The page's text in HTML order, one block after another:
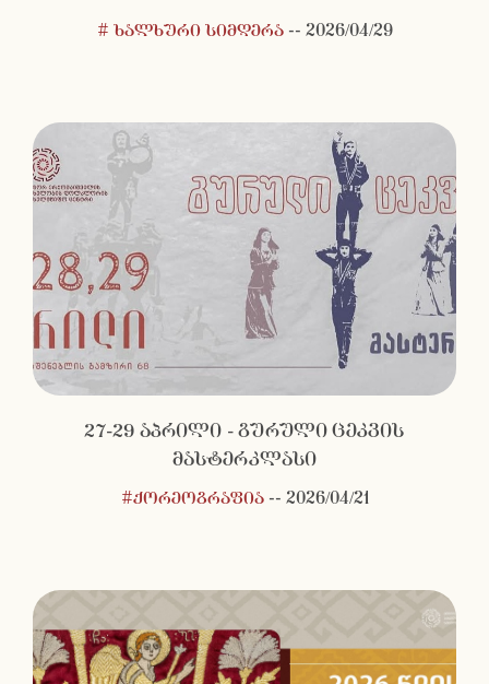
# ხალხური სიმღერა -- 2026/04/29
27-29 აპრილი - გურული ცეკვის
მასტერკლასი
#ქორეოგრაფია -- 2026/04/21